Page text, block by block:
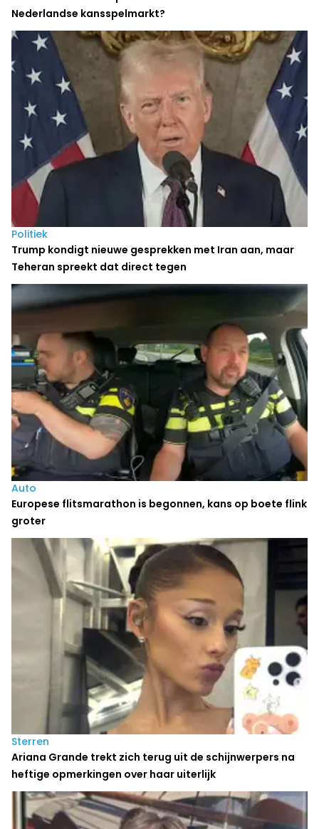
Nederlandse kansspelmarkt?
Politiek
Trump kondigt nieuwe gesprekken met Iran aan, maar
Teheran spreekt dat direct tegen
Auto
Europese flitsmarathon is begonnen, kans op boete flink
groter
Sterren
Ariana Grande trekt zich terug uit de schijnwerpers na
heftige opmerkingen over haar uiterlijk